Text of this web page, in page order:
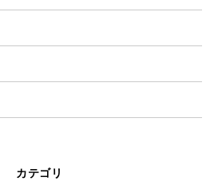
カテゴリ